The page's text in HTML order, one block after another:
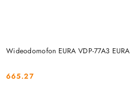
Wideodomofon EURA VDP-77A3 EURA
Cena:
665.27